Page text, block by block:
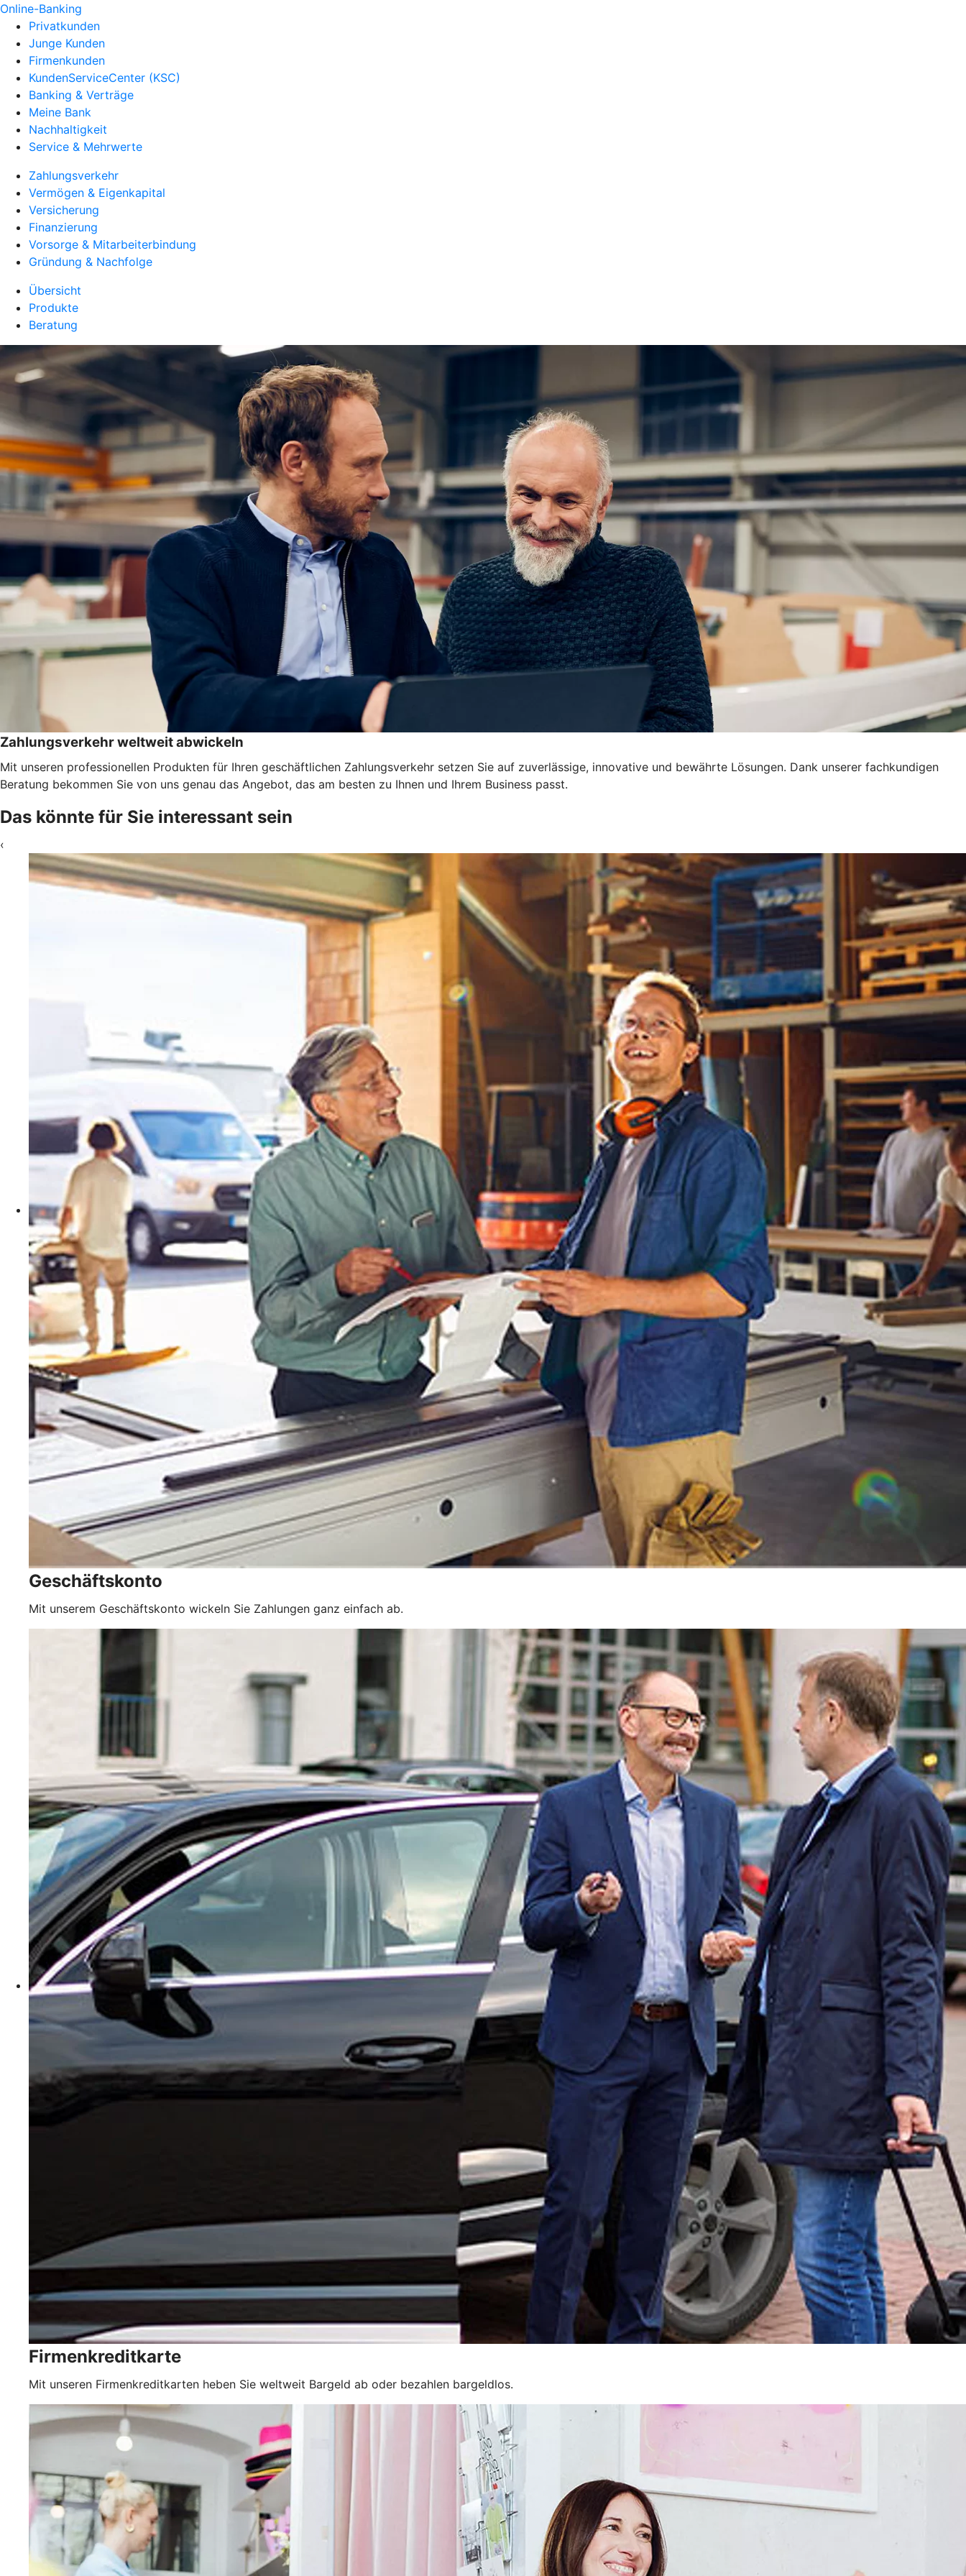
Online-Banking
Privatkunden
Junge Kunden
Firmenkunden
KundenServiceCenter (KSC)
Banking & Verträge
Meine Bank
Nachhaltigkeit
Service & Mehrwerte
Zahlungsverkehr
Vermögen & Eigenkapital
Versicherung
Finanzierung
Vorsorge & Mitarbeiterbindung
Gründung & Nachfolge
Übersicht
Produkte
Beratung
Zahlungsverkehr weltweit abwickeln
Mit unseren professionellen Produkten für Ihren geschäftlichen Zahlungsverkehr setzen Sie auf zuverlässige, innovative und bewährte Lösungen. Dank unserer fachkundigen
Beratung bekommen Sie von uns genau das Angebot, das am besten zu Ihnen und Ihrem Business passt.
Das könnte für Sie interessant sein
‹
Geschäftskonto
Mit unserem Geschäftskonto wickeln Sie Zahlungen ganz einfach ab.
Firmenkreditkarte
Mit unseren Firmenkreditkarten heben Sie weltweit Bargeld ab oder bezahlen bargeldlos.